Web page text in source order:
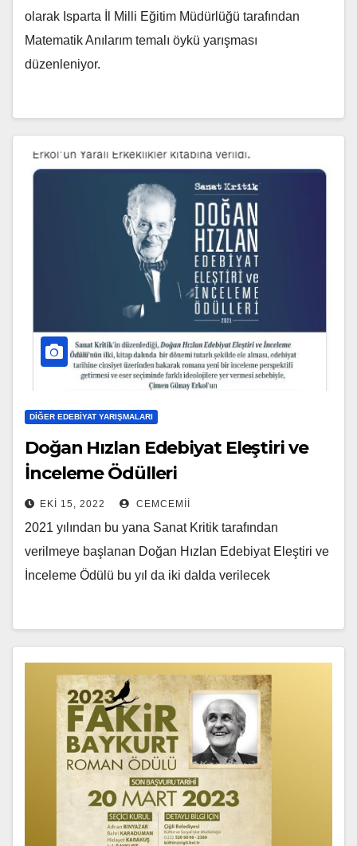
olarak Isparta İl Milli Eğitim Müdürlüğü tarafından
Matematik Anılarım temalı öykü yarışması
düzenleniyor.
DIĞER EDEBIYAT YARIŞMALARI
Doğan Hızlan Edebiyat Eleştiri ve
İnceleme Ödülleri
EKI 15, 2022 CEMCEMII
2021 yılından bu yana Sanat Kritik tarafından
verilmeye başlanan Doğan Hızlan Edebiyat Eleştiri ve
İnceleme Ödülü bu yıl da iki dalda verilecek